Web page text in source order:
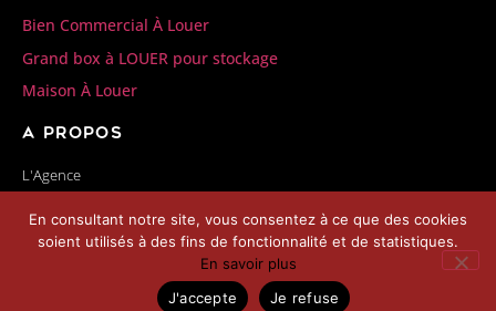
Bien Commercial À Louer
Grand box à LOUER pour stockage
Maison À Louer
A propos
L'Agence
Contactez-nous
En consultant notre site, vous consentez à ce que des cookies
soient utilisés à des fins de fonctionnalité et de statistiques.
En savoir plus
J'accepte
Je refuse